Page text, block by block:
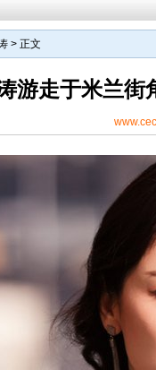
> 正文
游走于米兰街